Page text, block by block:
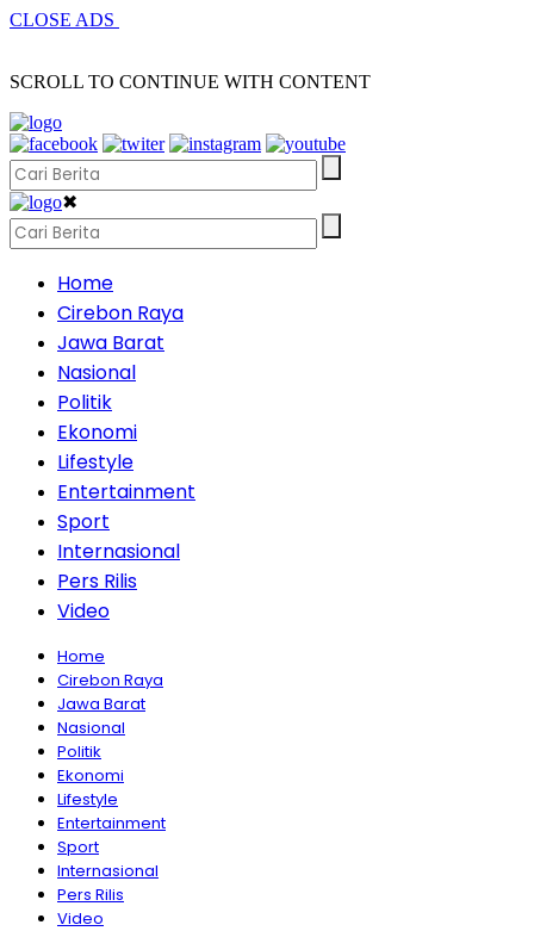
CLOSE ADS
SCROLL TO CONTINUE WITH CONTENT
✖
Home
Cirebon Raya
Jawa Barat
Nasional
Politik
Ekonomi
Lifestyle
Entertainment
Sport
Internasional
Pers Rilis
Video
Home
Cirebon Raya
Jawa Barat
Nasional
Politik
Ekonomi
Lifestyle
Entertainment
Sport
Internasional
Pers Rilis
Video